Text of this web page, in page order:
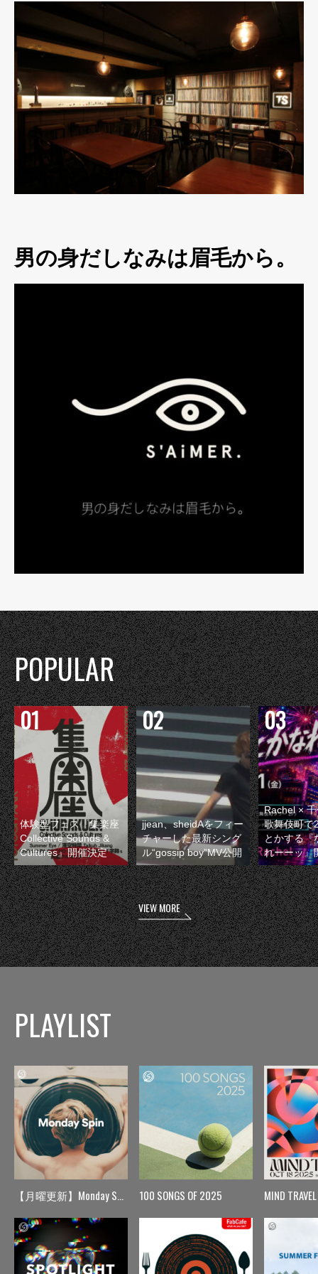
男の身だしなみは眉毛から。
POPULAR
体験型フェス『集楽座
Collective Sounds &
Cultures』開催決定
jjean、sheidAをフィー
チャーした最新シング
ル“gossip boy”MV公開
Rachel ×
歌舞伎町で
とかする『
れーーッ』
VIEW MORE
PLAYLIST
【月曜更新】Monday Spin 100 SONGS OF 2025 MIND TRAVEL